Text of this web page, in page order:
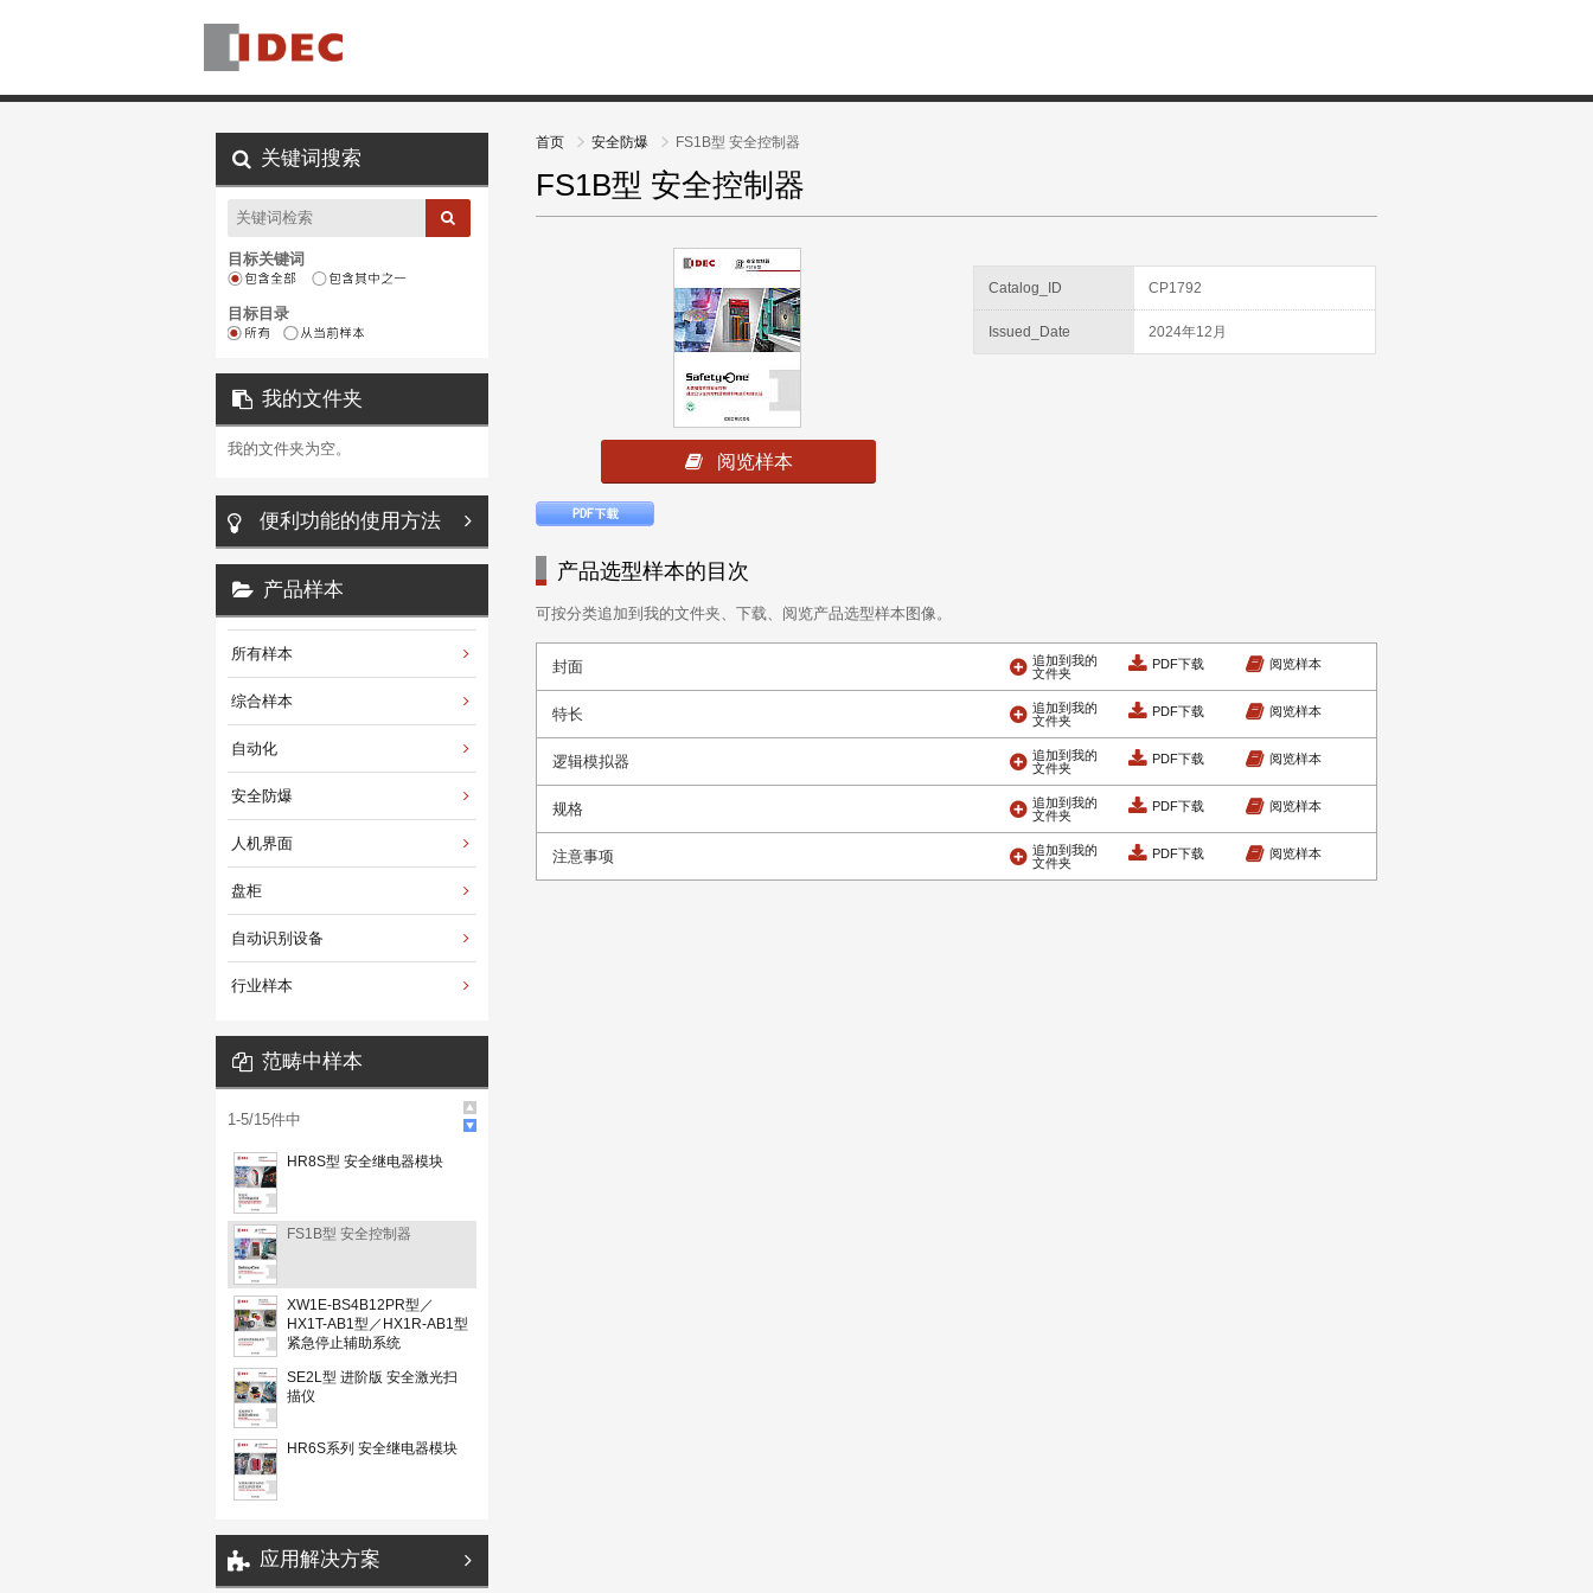
首页 安全防爆 FS1B型 安全控制器
FS1B型 安全控制器
Catalog_ID CP1792
Issued_Date 2024年12月
产品选型样本的目次
可按分类追加到我的文件夹、下载、阅览产品选型样本图像。
封面
特长
逻辑模拟器
规格
注意事项
关键词搜索
目标关键词
目标目录
我的文件夹
我的文件夹为空。
便利功能的使用方法
产品样本
所有样本
综合样本
自动化
安全防爆
人机界面
盘柜
自动识别设备
行业样本
范畴中样本
1-5/15件中
HR8S型 安全继电器模块
FS1B型 安全控制器
XW1E-BS4B12PR型／
HX1T-AB1型／HX1R-AB1型
紧急停止辅助系统
SE2L型 进阶版 安全激光扫
描仪
HR6S系列 安全继电器模块
应用解决方案